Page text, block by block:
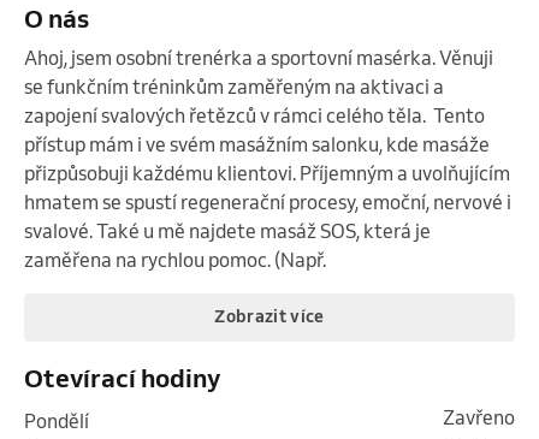
O nás
Ahoj, jsem osobní trenérka a sportovní masérka. Věnuji
se funkčním tréninkům zaměřeným na aktivaci a
zapojení svalových řetězců v rámci celého těla.  Tento
přístup mám i ve svém masážním salonku, kde masáže
přizpůsobuji každému klientovi. Příjemným a uvolňujícím
hmatem se spustí regenerační procesy, emoční, nervové i
svalové. Také u mě najdete masáž SOS, která je
zaměřena na rychlou pomoc. (Např.
Zobrazit více
Otevírací hodiny
pondělí
Zavřeno